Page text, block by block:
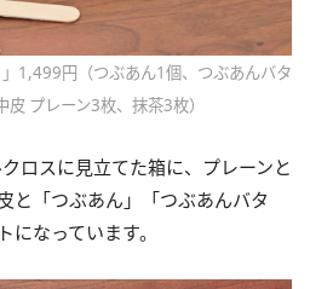
」1,499円（つぶあん1個、つぶあんバタ
プレーン3枚、抹茶3枚）
ロスに見立てた箱に、プレーンと
と「つぶあん」「つぶあんバタ
なっています。